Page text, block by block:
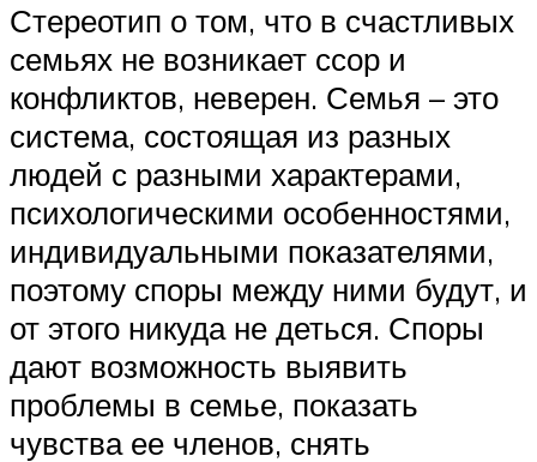
Стереотип о том, что в счастливых
семьях не возникает ссор и
конфликтов, неверен. Семья – это
система, состоящая из разных
людей с разными характерами,
психологическими особенностями,
индивидуальными показателями,
поэтому споры между ними будут, и
от этого никуда не деться. Споры
дают возможность выявить
проблемы в семье, показать
чувства ее членов, снять